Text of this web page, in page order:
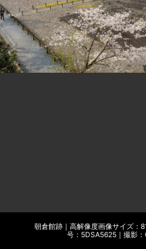
朝倉館跡｜高解像度画像サイズ：
号：5DSA5625｜撮影